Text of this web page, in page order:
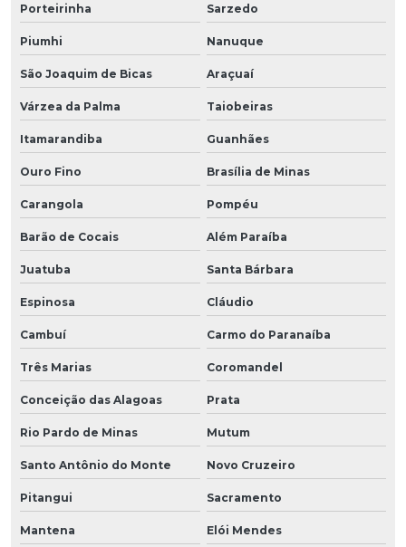
Porteirinha Sarzedo
Piumhi Nanuque
São Joaquim de Bicas Araçuaí
Várzea da Palma Taiobeiras
Itamarandiba Guanhães
Ouro Fino Brasília de Minas
Carangola Pompéu
Barão de Cocais Além Paraíba
Juatuba Santa Bárbara
Espinosa Cláudio
Cambuí Carmo do Paranaíba
Três Marias Coromandel
Conceição das Alagoas Prata
Rio Pardo de Minas Mutum
Santo Antônio do Monte Novo Cruzeiro
Pitangui Sacramento
Mantena Elói Mendes